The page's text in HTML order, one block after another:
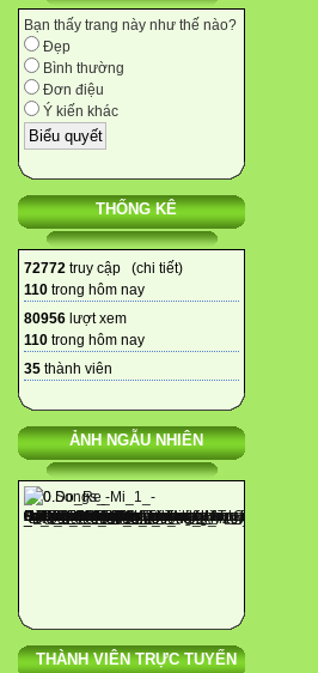
Bạn thấy trang này như thế nào?
Đẹp
Bình thường
Đơn điệu
Ý kiến khác
THỐNG KÊ
72772 truy cập (chi tiết)
110 trong hôm nay
80956 lượt xem
110 trong hôm nay
35 thành viên
ẢNH NGẪU NHIÊN
THÀNH VIÊN TRỰC TUYẾN